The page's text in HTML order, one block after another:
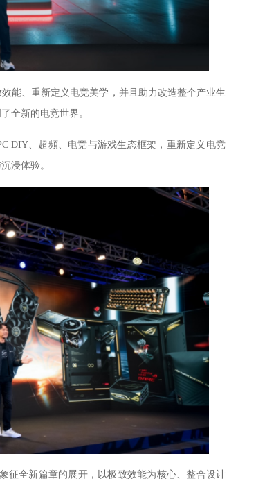
、重新定义电竞美学，并且助力改造整个产业生
全新的电竞世界。
、超頻、电竞与游戏生态框架，重新定义电竞
浸体验。
全新篇章的展开，以极致效能为核心、整合设计